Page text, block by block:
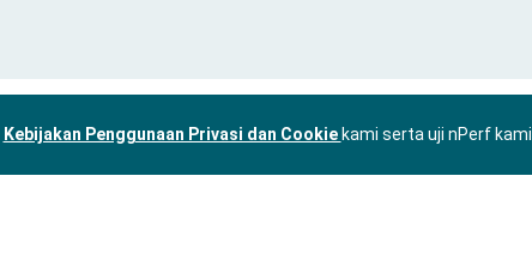
Kebijakan Penggunaan Privasi dan Cookie kami serta uji nPerf kami